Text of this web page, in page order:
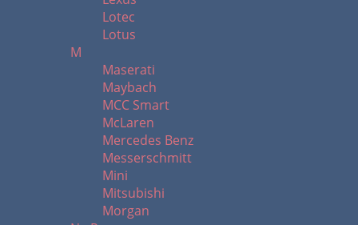
Lotec
Lotus
M
Maserati
Maybach
MCC Smart
McLaren
Mercedes Benz
Messerschmitt
Mini
Mitsubishi
Morgan